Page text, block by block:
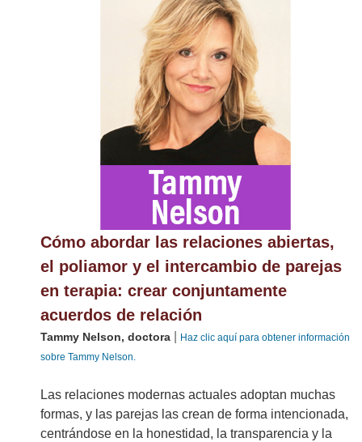
Cómo abordar las relaciones abiertas,
el poliamor y el intercambio de parejas
en terapia: crear conjuntamente
acuerdos de relación
Tammy Nelson, doctora
Haz clic aquí para obtener información
sobre Tammy Nelson.
Las relaciones modernas actuales adoptan muchas
formas, y las parejas las crean de forma intencionada,
centrándose en la honestidad, la transparencia y la